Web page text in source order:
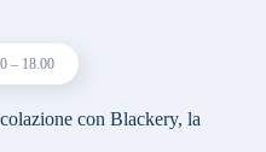
– 18.00
con Blackery, la